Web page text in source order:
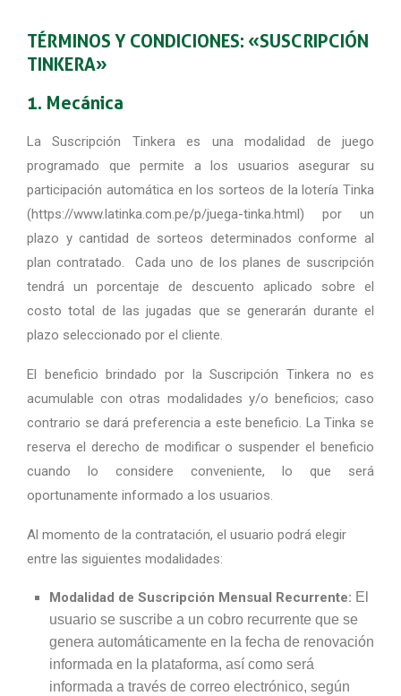
TÉRMINOS Y CONDICIONES: «SUSCRIPCIÓN
TINKERA»
1. Mecánica
La Suscripción Tinkera es una modalidad de juego
programado que permite a los usuarios asegurar su
participación automática en los sorteos de la lotería Tinka
(https://www.latinka.com.pe/p/juega-tinka.html) por un
plazo y cantidad de sorteos determinados conforme al
plan contratado. Cada uno de los planes de suscripción
tendrá un porcentaje de descuento aplicado sobre el
costo total de las jugadas que se generarán durante el
plazo seleccionado por el cliente.
El beneficio brindado por la Suscripción Tinkera no es
acumulable con otras modalidades y/o beneficios; caso
contrario se dará preferencia a este beneficio. La Tinka se
reserva el derecho de modificar o suspender el beneficio
cuando lo considere conveniente,
lo que será
oportunamente informado a los usuarios.
Al momento de la contratación, el usuario podrá elegir
entre las siguientes modalidades:
Modalidad de Suscripción Mensual Recurrente: El
usuario se suscribe a un cobro recurrente que se
genera automáticamente en la fecha de renovación
informada en la plataforma, así como será
informada a través de correo electrónico, según